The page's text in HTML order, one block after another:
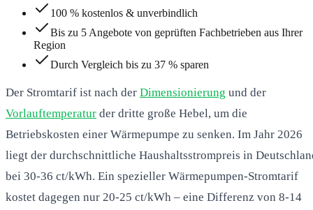
100 % kostenlos & unverbindlich
Bis zu 5 Angebote von geprüften Fachbetrieben aus Ihrer
Region
Durch Vergleich bis zu 37 % sparen
Der Stromtarif ist nach der Dimensionierung und der
Vorlauftemperatur der dritte große Hebel, um die
Betriebskosten einer Wärmepumpe zu senken. Im Jahr 2026
liegt der durchschnittliche Haushaltsstrompreis in
bei 30-36 ct/kWh. Ein spezieller Wärmepumpen-Stromtarif
kostet dagegen nur 20-25 ct/kWh – eine Differenz von 8-14